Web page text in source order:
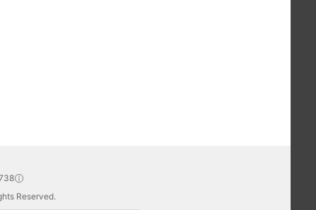
Reserved.